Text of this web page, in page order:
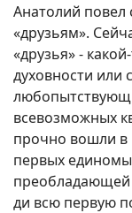
Анатолий повел
«друзьям».
«друзья» -
духовности или
всевозможных
прочно вошли в
первых
ди всю первую